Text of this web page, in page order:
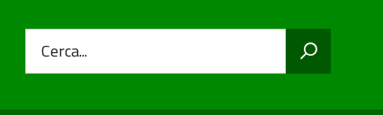
Cerca...